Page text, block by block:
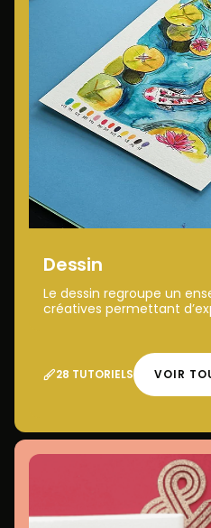
Dessin
Le dessin regroupe un
créatives permettant
28 TUTORIELS VOIR